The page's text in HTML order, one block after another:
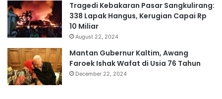
Tragedi Kebakaran Pasar Sangkulirang:
338 Lapak Hangus, Kerugian Capai Rp
10 Miliar
August 22, 2024
Mantan Gubernur Kaltim, Awang
Faroek Ishak Wafat di Usia 76 Tahun
December 22, 2024